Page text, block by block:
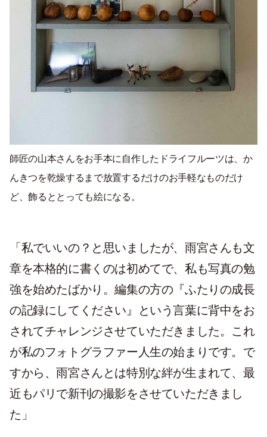
師匠の山本さんをお手本に自作したドライフルーツは、か
んきつを乾燥するまで放置するだけのお手軽なものだけ
ど、飾るととっても絵になる。
「私でいいの？と思いましたが、雨宮さんも文
章を本格的に書くのは初めてで、私も写真の勉
強を始めたばかり。編集の方の『ふたりの成長
の記録にしてください』という言葉に背中をお
されてチャレンジさせていただきました。これ
が私のフォトグラファー人生の始まりです。で
すから、雨宮さんとは特別な絆が生まれて、最
近もパリで新刊の撮影をさせていただきまし
た」